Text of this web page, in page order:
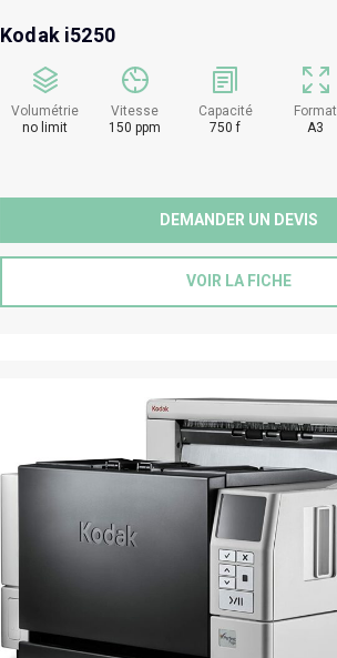
Kodak i5250
Volumétrie
no limit
Vitesse
150 ppm
Capacité
750 f
Format
A3
DEMANDER UN DEVIS
VOIR LA FICHE